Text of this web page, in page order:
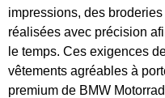
impressions, des
réalisées avec précision
le temps. Ces exigences
vêtements agréables à
premium de BMW